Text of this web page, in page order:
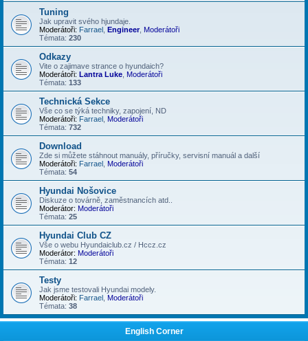
Tuning
Jak upravit svého hjundaje.
Moderátoři: Farrael Engineer, Moderátoři
Témata: 230
Odkazy
Vite o zajimave strance o hyundaich?
Moderátoři: Lantra Luke Moderátoři
Témata: 133
Technická Sekce
Vše co se týká techniky, zapojení, ND
Moderátoři: Farrael Moderátoři
Témata: 732
Download
Zde si můžete stáhnout manuály, příručky, servisní manuál a další
Moderátoři: Farrael Moderátoři
Témata: 54
Hyundai Nošovice
Diskuze o továrně, zaměstnancích atd..
Moderátor: Moderátoři
Témata: 25
Hyundai Club CZ
Vše o webu Hyundaiclub.cz / Hccz.cz
Moderátor: Moderátoři
Témata: 12
Testy
Jak jsme testovali Hyundai modely.
Moderátoři: Farrael Moderátoři
Témata: 38
English Corner